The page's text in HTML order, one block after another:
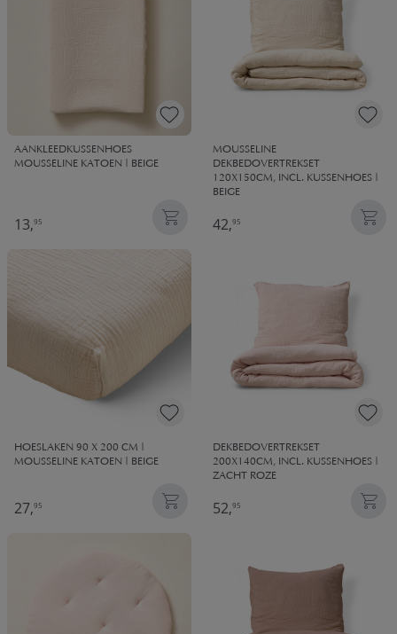
AANKLEEDKUSSENHOES
MOUSSELINE KATOEN | BEIGE
13,95
MOUSSELINE
DEKBEDOVERTREKSET
120X150CM, INCL. KUSSENHOES |
BEIGE
42,95
HOESLAKEN 90 X 200 CM |
MOUSSELINE KATOEN | BEIGE
27,95
DEKBEDOVERTREKSET
200X140CM, INCL. KUSSENHOES |
ZACHT ROZE
52,95